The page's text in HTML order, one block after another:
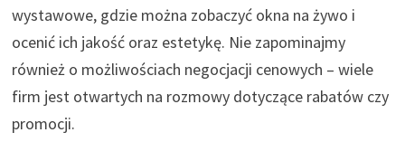
wystawowe, gdzie można zobaczyć okna na żywo i
ocenić ich jakość oraz estetykę. Nie zapominajmy
również o możliwościach negocjacji cenowych – wiele
firm jest otwartych na rozmowy dotyczące rabatów czy
promocji.